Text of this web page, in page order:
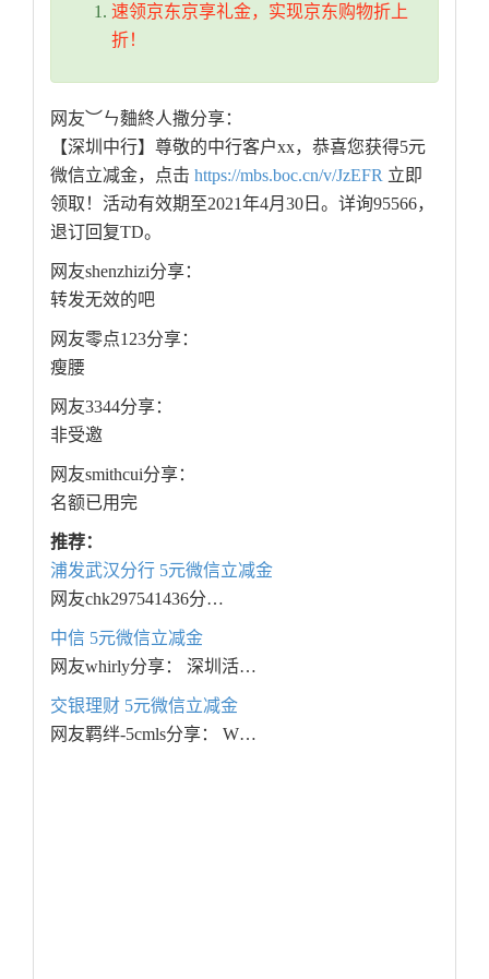
速领京东京享礼金，实现京东购物折上
折！
网友︶ㄣ麯終人撒分享：
【深圳中行】尊敬的中行客户xx，恭喜您获得5元
微信立减金，点击 https://mbs.boc.cn/v/JzEFR 立即
领取！活动有效期至2021年4月30日。详询95566，
退订回复TD。
网友shenzhizi分享：
转发无效的吧
网友零点123分享：
瘦腰
网友3344分享：
非受邀
网友smithcui分享：
名额已用完
推荐：
浦发武汉分行 5元微信立减金
网友chk297541436分…
中信 5元微信立减金
网友whirly分享： 深圳活…
交银理财 5元微信立减金
网友羁绊-5cmls分享： W…